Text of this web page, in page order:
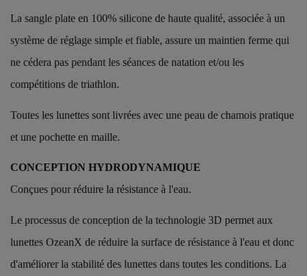
La sangle plate en 100% silicone de haute qualité, associée à un
système de réglage simple et fiable, assure un maintien ferme qui
ne cédera pas pendant les séances de natation et/ou les
compétitions de triathlon.
Toutes les lunettes sont livrées avec une peau de chamois pratique
et une pochette en maille.
CONCEPTION HYDRODYNAMIQUE
Conçues pour réduire la résistance à l'eau.
Le processus de conception de la technologie 3D permet aux
lunettes OzeanX de réduire la surface de résistance à l'eau et donc
d'améliorer la stabilité des lunettes dans toutes les conditions. La